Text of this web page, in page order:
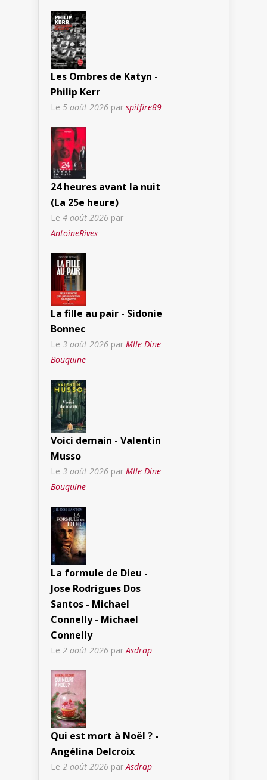
Les Ombres de Katyn -
Philip Kerr
Le 5 août 2026 par spitfire89
24 heures avant la nuit
(La 25e heure)
Le 4 août 2026 par
AntoineRives
La fille au pair - Sidonie
Bonnec
Le 3 août 2026 par Mlle Dine
Bouquine
Voici demain - Valentin
Musso
Le 3 août 2026 par Mlle Dine
Bouquine
La formule de Dieu -
Jose Rodrigues Dos
Santos - Michael
Connelly - Michael
Connelly
Le 2 août 2026 parAsdrap
Qui est mort à Noël ? -
Angélina Delcroix
Le 2 août 2026 par Asdrap